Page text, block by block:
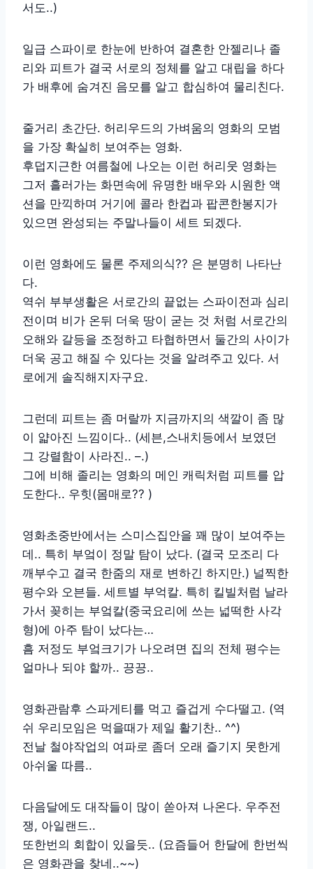
서도..)
일급 스파이로 한눈에 반하여 결혼한 안젤리나 졸
리와 피트가 결국 서로의 정체를 알고 대립을 하다
가 배후에 숨겨진 음모를 알고 합심하여 물리친다.
줄거리 초간단. 허리우드의 가벼움의 영화의 모범
을 가장 확실히 보여주는 영화.
후덥지근한 여름철에 나오는 이런 허리웃 영화는
그저 흘러가는 화면속에 유명한 배우와 시원한 액
션을 만끽하며 거기에 콜라 한컵과 팝콘한봉지가
있으면 완성되는 주말나들이 세트 되겠다.
이런 영화에도 물론 주제의식?? 은 분명히 나타난
다.
역쉬 부부생활은 서로간의 끝없는 스파이전과 심리
전이며 비가 온뒤 더욱 땅이 굳는 것 처럼 서로간의
오해와 갈등을 조정하고 타협하면서 둘간의 사이가
더욱 공고 해질 수 있다는 것을 알려주고 있다. 서
로에게 솔직해지자구요.
그런데 피트는 좀 머랄까 지금까지의 색깔이 좀 많
이 얇아진 느낌이다.. (세븐,스내치등에서 보였던
그 강렬함이 사라진.. –.)
그에 비해 졸리는 영화의 메인 캐릭처럼 피트를 압
도한다.. 우힛(몸매로?? )
영화초중반에서는 스미스집안을 꽤 많이 보여주는
데.. 특히 부엌이 정말 탐이 났다. (결국 모조리 다
깨부수고 결국 한줌의 재로 변하긴 하지만.) 널찍한
평수와 오븐들. 세트별 부억칼. 특히 킬빌처럼 날라
가서 꽂히는 부엌칼(중국요리에 쓰는 넓떡한 사각
형)에 아주 탐이 났다는…
흠 저정도 부엌크기가 나오려면 집의 전체 평수는
얼마나 되야 할까.. 끙끙..
영화관람후 스파게티를 먹고 즐겁게 수다떨고. (역
쉬 우리모임은 먹을때가 제일 활기찬.. ^^)
전날 철야작업의 여파로 좀더 오래 즐기지 못한게
아쉬울 따름..
다음달에도 대작들이 많이 쏟아져 나온다. 우주전
쟁, 아일랜드..
또한번의 회합이 있을듯.. (요즘들어 한달에 한번씩
은 영화관을 찾네..~~)